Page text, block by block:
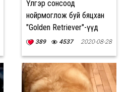
Үлгэр сонсоод
нойрмоглож буй бяцхан
"Golden Retriever"-үүд
389 4537 2020-08-28